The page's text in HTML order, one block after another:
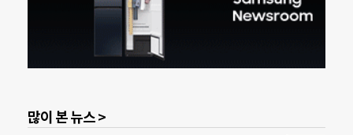
많이 본 뉴스 >